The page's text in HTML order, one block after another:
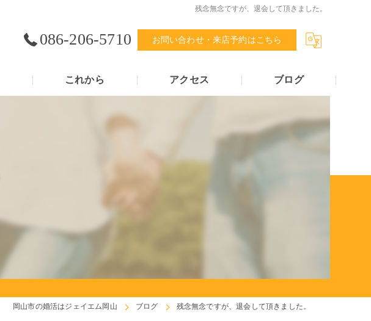
残念無念ですが、退会して頂きました。
086-206-5710 お問い合わせ・来店予約はこちら
これから アクセス ブログ
岡山市の婚活はジェイエム岡山 ブログ 残念無念ですが、退会して頂きました。